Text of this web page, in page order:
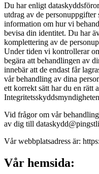
Du har enligt
utdrag av de
information om hur vi
bevisa din identitet. Du har
komplettering av de
Under tiden vi kontrollerar
begära att behandlingen av
innebär att de endast får
vår behandling av dina
ett korrekt sätt har du en rätt
Vid frågor om vår
av dig till
Vår webbplatsadress är:
Vår hemsida: